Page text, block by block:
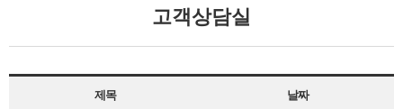
고객상담실
제목 날짜